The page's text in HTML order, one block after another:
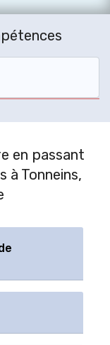
en passant
à Tonneins,